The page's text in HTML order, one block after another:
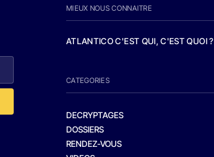
MIEUX NOUS CONNAITRE
ATLANTICO C'EST QUI, C'EST QUOI ?
CATEGORIES
DECRYPTAGES
DOSSIERS
RENDEZ-VOUS